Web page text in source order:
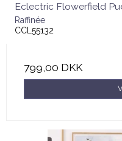
Eclectric Flowerfield
Raffinée
CCL55132
799,00 DKK